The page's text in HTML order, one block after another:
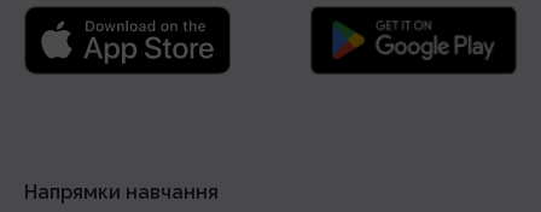
Напрямки навчання